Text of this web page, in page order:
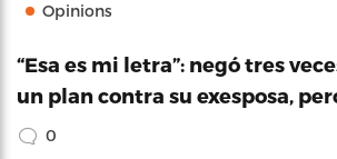
Opinions
“Esa es mi letra”: negó tres
un plan contra su exesposa,
0